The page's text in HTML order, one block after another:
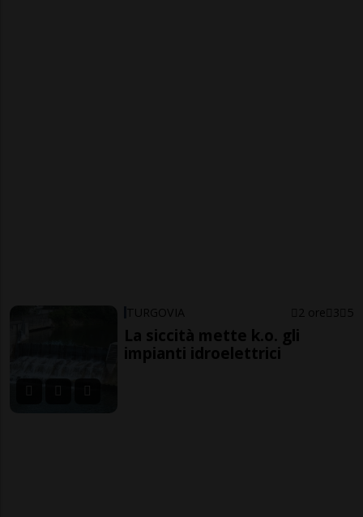
TURGOVIA 2 ore 3 5
La siccità mette k.o. gli
impianti idroelettrici